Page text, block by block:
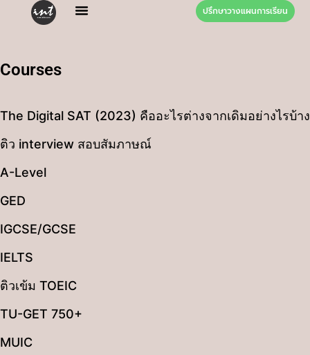
ปรึกษาวางแผนการเรียน
Courses
The Digital SAT (2023) คืออะไรต่างจากเดิมอย่างไรบ้าง
ติว interview สอบสัมภาษณ์
A-Level
GED
IGCSE/GCSE
IELTS
ติวเข้ม TOEIC
TU-GET 750+
MUIC